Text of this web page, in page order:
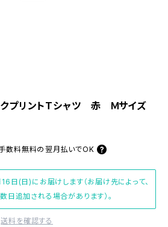
リントTシャツ 赤 Ｍサイズ
数料無料の 翌月払いでOK
日(日)にお届けします（お届け先によって、
日追加される場合があります）。
送料を確認する